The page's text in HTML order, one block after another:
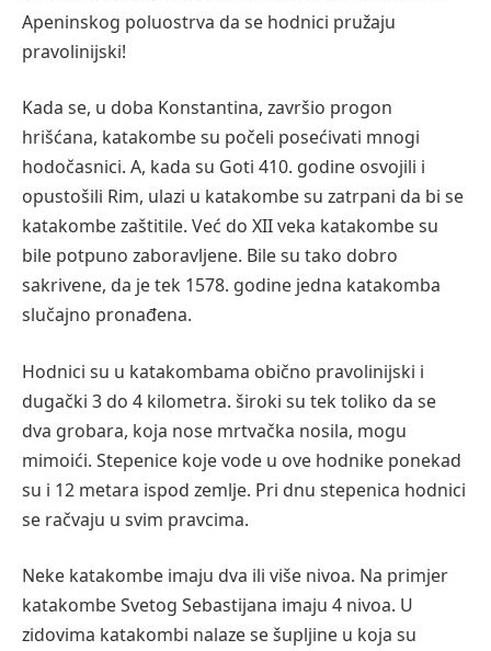
Apeninskog poluostrva da se hodnici pružaju
pravolinijski!
Kada se, u doba Konstantina, završio progon
hrišćana, katakombe su počeli posećivati mnogi
hodočasnici. A, kada su Goti 410. godine osvojili i
opustošili Rim, ulazi u katakombe su zatrpani da bi se
katakombe zaštitile. Već do XII veka katakombe su
bile potpuno zaboravljene. Bile su tako dobro
sakrivene, da je tek 1578. godine jedna katakomba
slučajno pronađena.
Hodnici su u katakombama obično pravolinijski i
dugački 3 do 4 kilometra. široki su tek toliko da se
dva grobara, koja nose mrtvačka nosila, mogu
mimoići. Stepenice koje vode u ove hodnike ponekad
su i 12 metara ispod zemlje. Pri dnu stepenica hodnici
se račvaju u svim pravcima.
Neke katakombe imaju dva ili više nivoa. Na primjer
katakombe Svetog Sebastijana imaju 4 nivoa. U
zidovima katakombi nalaze se šupljine u koja su